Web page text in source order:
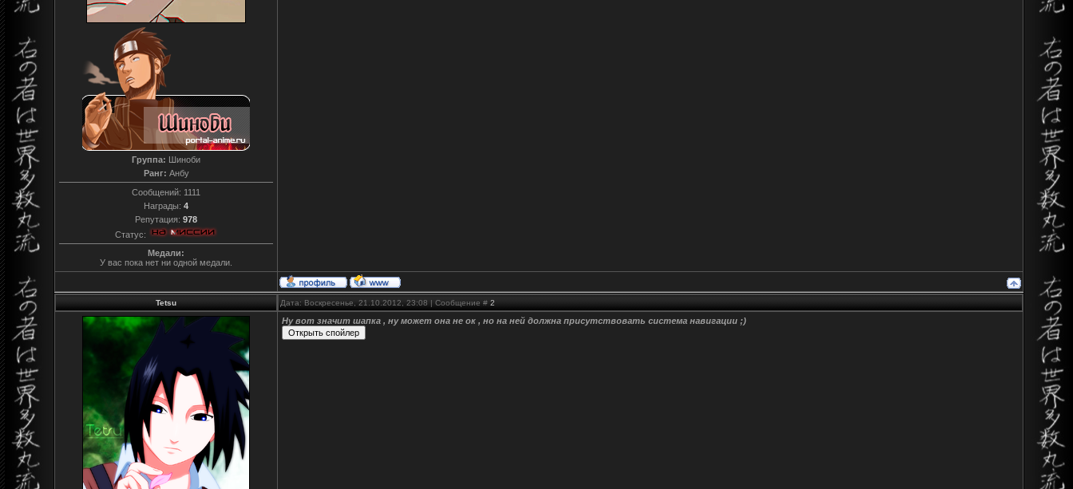
Группа: Шиноби
Ранг: Анбу
Сообщений: 1111
Награды: 4
Репутация: 978
Статус:
Медали:
У вас пока нет ни одной медали.
Tetsu Дата: Воскресенье, 21.10.2012, 23:08 | Сообщение # 2
Ну вот значит шапка , ну может она не ок , но на ней должна присутствовать система навигации ;)